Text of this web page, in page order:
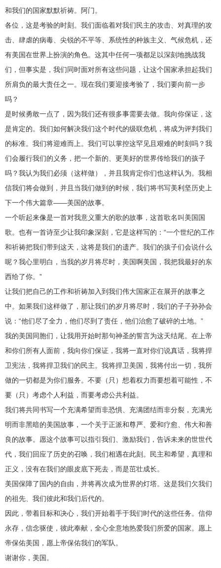
和我们的国家默默祈祷。阿门。
各位，这是考验的时刻。我们面临着对我们民主的攻击、对真理的攻
击、肆虐的病毒、尖锐的不平等、系统性的种族主义、气候危机，还
有美国在世界上扮演的角色。这其中任何一项都足以深刻地挑战我
们，但事实是，我们同时面对所有这些问题，让这个国家承担起我们
所肩负的最大责任之一。现在我们要迎接考验了，我们要向前一步
吗？
是时候勇敢一点了，因为我们还有很多事需要去做。我向你保证，这
是肯定的。我们如何解决我们这个时代的级联危机，将成为评判我们
的标准。我们将迎难而上。我们可以掌控这罕见且艰难的时刻吗？我
们会履行我们的义务，把一个新的、更美好的世界传给我们的孩子
吗？我认为我们必须（这样做），并且我肯定你们也这样认为。我相
信我们将会做到，并且当我们做到的时候，我们将书写美利坚历史上
下一个伟大篇章——美国的故事。
一个听起来像是一首对我意义重大的歌的故事，这首歌名叫美国国
歌。也有一首诗至少让我印象深刻，它是这样写的：“一个世纪的工作
和祈祷把我们带到这天，这将是我们的遗产。我们的孩子们会说什么
呢？我心里明白，当我的岁月将尽时，美国啊美国，我把我最好的东
西给了你。”
让我们把自己的工作和祈祷加入到我们伟大国家正在展开的故事之
中。如果我们这样做了，那让我们的岁月将尽时，我们的子子孙孙会
说：“他们尽了全力，他们尽到了责任，他们治愈了破碎的土地。”
我的美国同胞们，让我用开始时那句神圣的誓言为这天结尾。在上帝
和你们所有人面前，我向你们保证，我将一直对你们说真话，我将捍
卫宪法，我将捍卫我们的民主。我将捍卫美国，我将付出一切，我所
做的一切都是为你们服务。不要（只）想着权力而要想着可能性，不
要（只）考虑个人利益，而要考虑公共利益。
我们将共同书写一个充满希望而非恐惧、充满团结而非分裂，充满光
明而非黑暗的美国故事，一个关于正派和尊严、爱和疗愈、伟大和善
良的故事。愿这个故事可以指引我们、激励我们，告诉未来的世世代
代，我们回应了历史的召唤，我们相遇在此刻。民主和希望，真理和
正义，没有在我们的眼皮底下死去，而是茁壮成长。
美国保障了国内的自由，并将再次成为世界的灯塔。这是我们欠我们
的祖先、我们彼此和我们后代的。
因此，带着目标和决心，我们开始着手于我们时代的这些任务。信仰
永存，信念驱使，彼此奉献，全心全意地热爱我们所爱的国家。愿上
帝保佑美国，愿上帝保佑我们的军队。
谢谢你，美国。